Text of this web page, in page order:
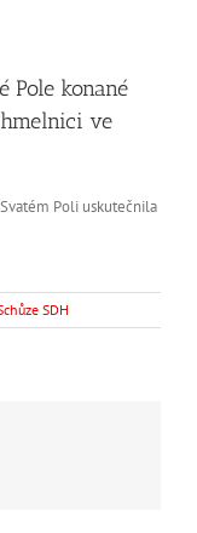
Pole konané
ve
Poli uskutečnila
SDH